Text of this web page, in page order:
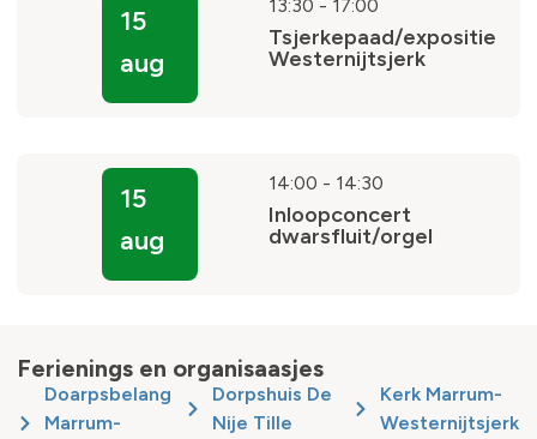
15
aug
13:30 - 17:00
Tsjerkepaad/expositie
Westernijtsjerk
15
aug
14:00 - 14:30
Inloopconcert
dwarsfluit/orgel
Ferienings en organisaasjes
Doarpsbelang
Marrum-
Dorpshuis De
Nije Tille
Kerk Marrum-
Westernijtsjerk